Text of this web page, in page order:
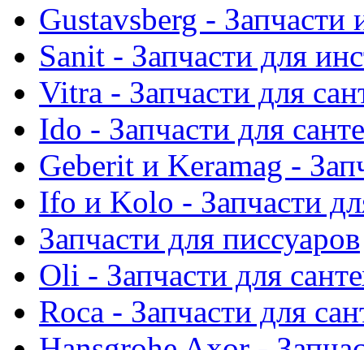
Gustavsberg - Запчасти
Sanit - Запчасти для
Vitra - Запчасти для
Ido - Запчасти для
Geberit и Keramag -
Ifo и Kolo - Запчасти
Запчасти для писсуаров
Oli - Запчасти для
Roca - Запчасти для